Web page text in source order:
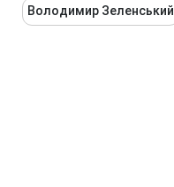
Володимир Зеленський